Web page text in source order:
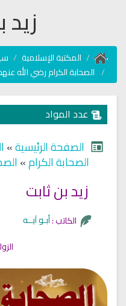
زيد
المكتبة الإسلامية
الصحابة الكرام رضي الله
عدد المواد
الصفحة الرئيسية»
الصحابة الكرام»
الكاتب :